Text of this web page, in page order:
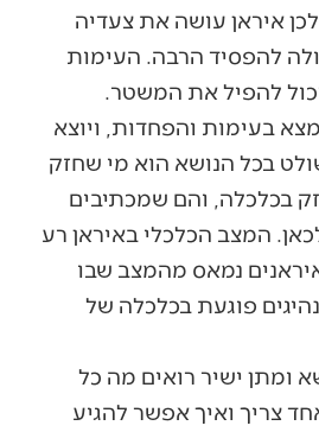
איראן עושה את צעדיה
להפסיד הרבה. העימות
להפיל את המשטר.
בעימות והפחדות, ויוצא
בכל הנושא הוא מי שחזק
בכלכלה, והם שמכתיבים
המצב הכלכלי באיראן רע
נמאס מהמצב שבו
פוגעת בכלכלה של
ומתן ישיר רואים מה כל
צריך ואיך אפשר להגיע